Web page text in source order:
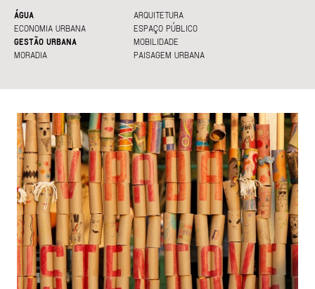
ÁGUA
ARQUITETURA
ECONOMIA URBANA
ESPAÇO PÚBLICO
GESTÃO URBANA
MOBILIDADE
MORADIA
PAISAGEM URBANA